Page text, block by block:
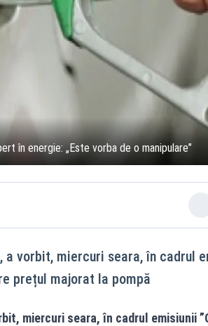
în energie: „Este vorba de o manipulare”
a vorbit, miercuri seara, în cadrul
prețul majorat la pompă
miercuri seara, în cadrul emisiunii ”